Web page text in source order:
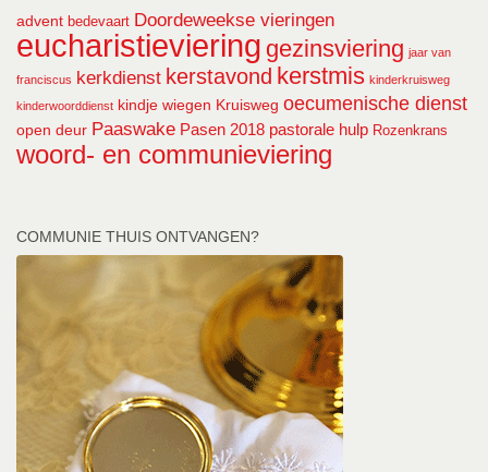
advent bedevaart Doordeweekse vieringen
eucharistieviering gezinsviering jaar van
franciscus kerkdienst kerstavond kerstmis kinderkruisweg
kinderwoorddienst kindje wiegen Kruisweg oecumenische dienst
open deur Paaswake Pasen 2018 pastorale hulp Rozenkrans
woord- en communieviering
COMMUNIE THUIS ONTVANGEN?